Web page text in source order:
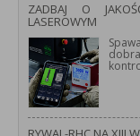
ZADBAJ O
LASEROWYM